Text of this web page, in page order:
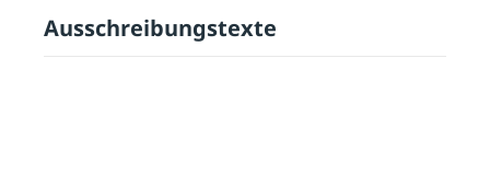
Ausschreibungstexte